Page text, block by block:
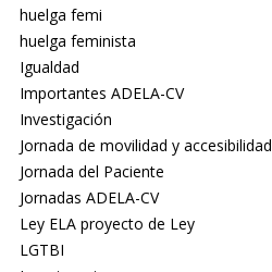
huelga femi
huelga feminista
Igualdad
Importantes ADELA-CV
Investigación
Jornada de movilidad y accesibilidad
Jornada del Paciente
Jornadas ADELA-CV
Ley ELA proyecto de Ley
LGTBI